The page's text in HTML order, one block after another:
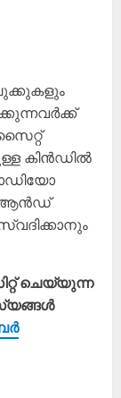
കിൻഡിൽ
ആൻഡ്
ചെയ്യുന്ന